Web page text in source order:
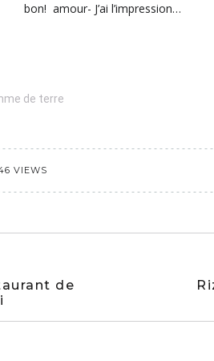
bon! amour- J’ai l’impression…
de terre
VIEWS
de